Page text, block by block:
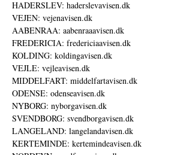
HADERSLEV: haderslevavisen.dk
VEJEN: vejenavisen.dk
AABENRAA: aabenraaavisen.dk
FREDERICIA: fredericiaavisen.dk
KOLDING: koldingavisen.dk
VEJLE: vejleavisen.dk
MIDDELFART: middelfartavisen.dk
ODENSE: odenseavisen.dk
NYBORG: nyborgavisen.dk
SVENDBORG: svendborgavisen.dk
LANGELAND: langelandavisen.dk
KERTEMINDE: kertemindeavisen.dk